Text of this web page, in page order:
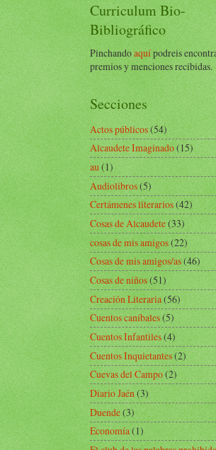
Curriculum Bio-
Bibliográfico
Pinchandoaquípodreis
premios y menciones recibidas.
Secciones
Actos públicos(54)
Alcaudete Imaginado(15)
au(1)
Audiolibros(5)
Certámenes literarios(42)
Cosas de Alcaudete(33)
cosas de mis amigos(22)
Cosas de mis amigos/as(46)
Cosas de niños(51)
Creación Literaria(56)
Cuentos caníbales(5)
Cuentos Infantiles(4)
Cuentos Inquietantes(2)
Cuevas del Campo(2)
Diario Jaén(3)
Duende(3)
Economía(1)